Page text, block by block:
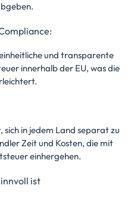
und transparente
innerhalb der EU, was die
in jedem Land separat zu
Zeit und Kosten, die mit
einhergehen.
ist